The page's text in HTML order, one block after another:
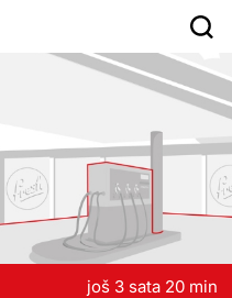
još 3 sata 20 min